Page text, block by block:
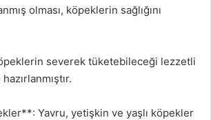
olması, köpeklerin sağlığını
severek tüketebileceği lezzetli
Yavru, yetişkin ve yaşlı köpekler